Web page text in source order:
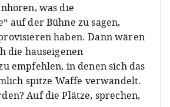
was die
auf der Bühne zu sagen,
haben. Dann wären
die hauseigenen
empfehlen, in denen sich das
spitze Waffe verwandelt.
Auf die Plätze, sprechen,